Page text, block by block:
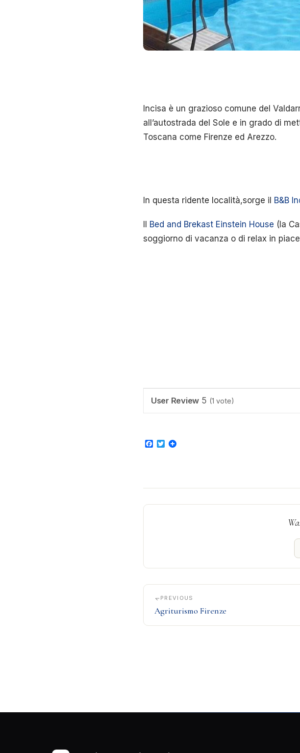
Incisa è un grazioso comune del
all’autostrada del Sole e in grado di
Toscana come Firenze ed Arezzo.
In questa ridente località,sorge il B&B
Il Bed and Brekast Einstein House (la
soggiorno di vacanza o di relax in
User Review 5 (1 vote)
Facebook
Twitter
PREVIOUS
Agriturismo Firenze